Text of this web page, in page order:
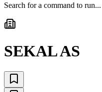
Search for a command to run...
SEKAL AS